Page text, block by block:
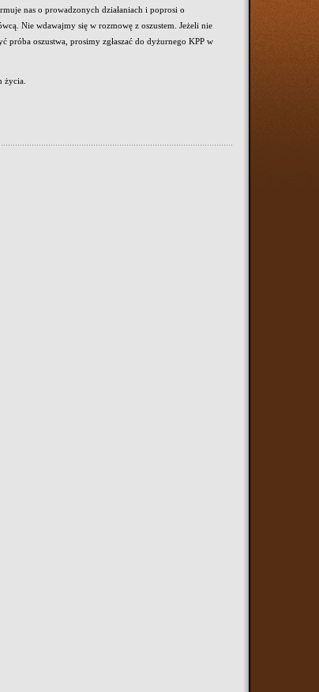
nas o prowadzonych działaniach i poprosi o
Nie wdawajmy się w rozmowę z oszustem. Jeżeli nie
oszustwa, prosimy zgłaszać do dyżurnego KPP w
życia.